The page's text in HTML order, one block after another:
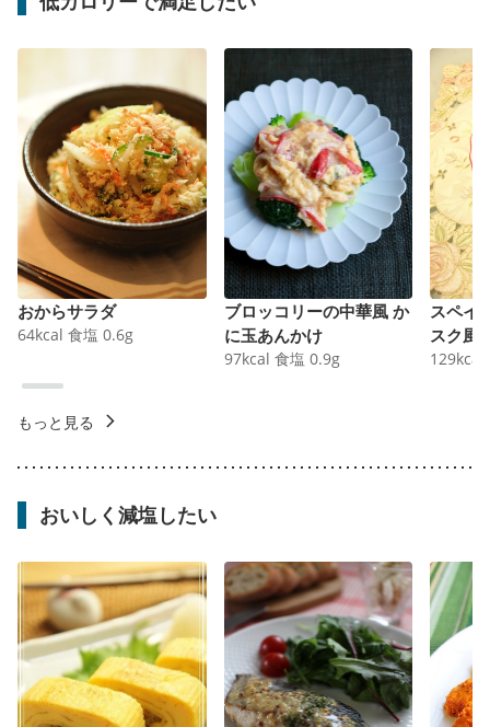
おからサラダ
64kcal 食塩 0.6g
ブロッコリーの中華風 か
に玉あんかけ
97kcal 食塩 0.9g
スペイ
スク風
129kcal
もっと見る
おいしく減塩したい